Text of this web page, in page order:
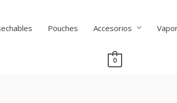
Pouches Accesorios
0